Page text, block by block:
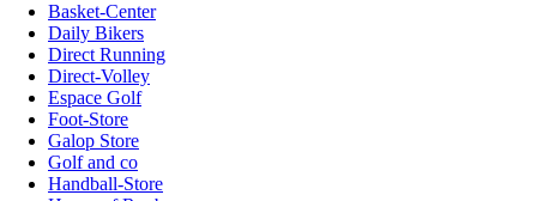
Basket-Center
Daily Bikers
Direct Running
Direct-Volley
Espace Golf
Foot-Store
Galop Store
Golf and co
Handball-Store